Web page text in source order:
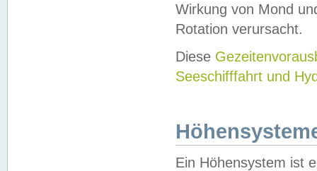
Wirkung von Mond
Rotation verursacht.
Diese
Seeschifffahrt und
Ein Höhensystem ist